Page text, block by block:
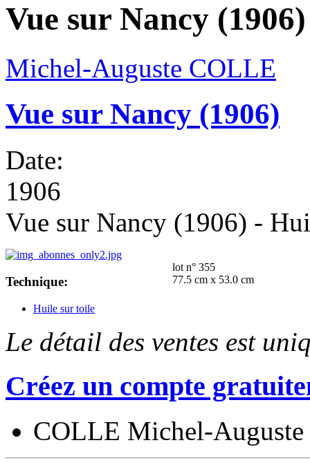
Vue sur Nancy (1906)
Michel-Auguste COLLE
Vue sur Nancy (1906)
Date:
1906
Vue sur Nancy (1906) -
Technique:
Huile sur toile
lot n° 355
77.5 cm x 53.0 cm
Le détail des ventes est
Créez un compte
COLLE Michel-Auguste